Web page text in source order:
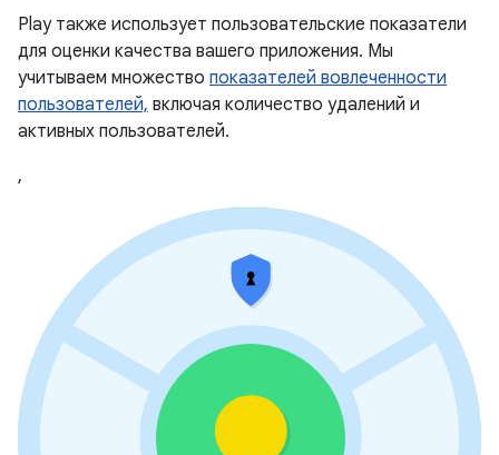
Play также использует пользовательские показатели
для оценки качества вашего приложения. Мы
учитываем множество показателей вовлеченности
пользователей, включая количество удалений и
активных пользователей.
,